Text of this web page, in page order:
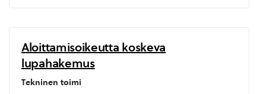
Aloittamisoikeutta koskeva
lupahakemus
Tekninen toimi